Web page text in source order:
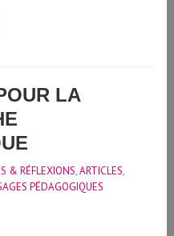
ARTIFICIELLE
LA
& RÉFLEXIONS,ARTICLES,
PÉDAGOGIQUES